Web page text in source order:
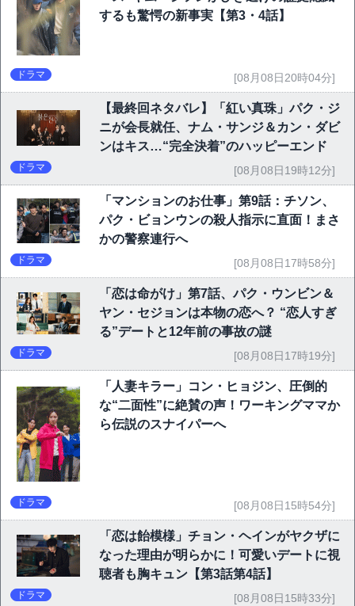
するも驚愕の新事実【第3・4話】
ドラマ [08月08日20時04分]
【最終回ネタバレ】「紅い真珠」パク・ジ
ニが会長就任、ナム・サンジ＆カン・ダビ
ンはキス…“完全決着”のハッピーエンド
ドラマ [08月08日19時12分]
「マンションのお仕事」第9話：チソン、
パク・ビョンウンの殺人指示に直面！まさ
かの警察連行へ
ドラマ [08月08日17時58分]
「恋は命がけ」第7話、パク・ウンビン＆
ヤン・セジョンは本物の恋へ？ “恋人すぎ
る”デートと12年前の事故の謎
ドラマ [08月08日17時19分]
「人妻キラー」コン・ヒョジン、圧倒的
な“二面性”に絶賛の声！ワーキングママか
ら伝説のスナイパーへ
ドラマ [08月08日15時54分]
「恋は飴模様」チョン・ヘインがヤクザに
なった理由が明らかに！可愛いデートに視
聴者も胸キュン【第3話第4話】
ドラマ [08月08日15時33分]